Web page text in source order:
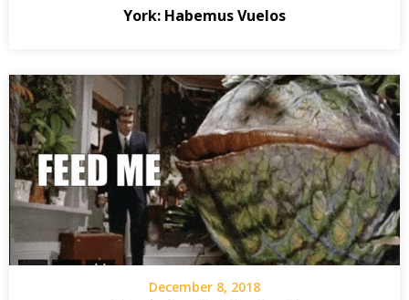
York: Habemus Vuelos
December 8, 2018